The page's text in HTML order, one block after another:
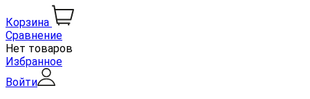
Корзина
Сравнение
Нет товаров
Избранное
Войти